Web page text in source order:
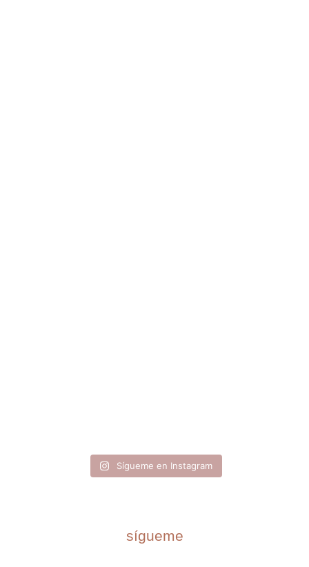
Sígueme en Instagram
sígueme